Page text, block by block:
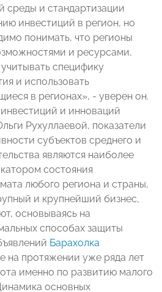
среды и стандартизации
инвестиций в регион, но
понимать, что регионы
и ресурсами,
специфику
и использовать
в регионах», - уверен он.
и инноваций
Рухуллаевой, показатели
субъектов среднего и
являются наиболее
состояния
любого региона и страны,
и крупнейший бизнес,
основываясь на
способах защиты
Барахолка
на протяжении уже ряда лет
именно по развитию малого
основных